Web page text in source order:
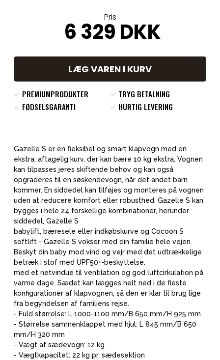
Pris
6 329 DKK
LÆG VAREN I KURV
✓ PREMIUMPRODUKTER ✓ TRYG BETALNING
✓ FØDSELSGARANTI ✓ HURTIG LEVERING
Gazelle S er en fleksibel og smart klapvogn med en
ekstra, aftagelig kurv, der kan bære 10 kg ekstra. Vognen
kan tilpasses jeres skiftende behov og kan også
opgraderes til en søskendevogn, når det andet barn
kommer. En siddedel kan tilføjes og monteres på vognen
uden at reducere komfort eller robusthed. Gazelle S kan
bygges i hele 24 forskellige kombinationer, herunder
siddedel, Gazelle S
babylift, bæresele eller indkøbskurve og Cocoon S
softlift - Gazelle S vokser med din familie hele vejen.
Beskyt din baby mod vind og vejr med det udtrækkelige
betræk i stof med UPF50+-beskyttelse.
med et netvindue til ventilation og god luftcirkulation på
varme dage. Sædet kan lægges helt ned i de fleste
konfigurationer af klapvognen, så den er klar til brug lige
fra begyndelsen af familiens rejse.
- Fuld størrelse: L 1000-1100 mm/B 650 mm/H 925 mm
- Størrelse sammenklappet med hjul: L 845 mm/B 650
mm/H 320 mm
- Vægt af sædevogn: 12 kg
- Vægtkapacitet: 22 kg pr. sædesektion